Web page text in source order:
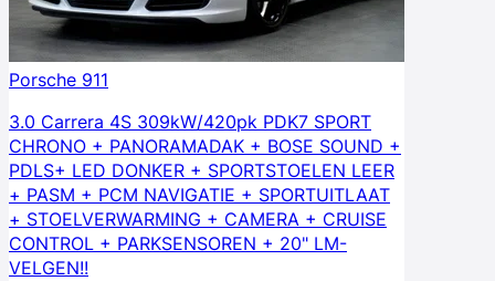
Porsche 911
3.0 Carrera 4S 309kW/420pk PDK7 SPORT
CHRONO + PANORAMADAK + BOSE SOUND +
PDLS+ LED DONKER + SPORTSTOELEN LEER
+ PASM + PCM NAVIGATIE + SPORTUITLAAT
+ STOELVERWARMING + CAMERA + CRUISE
CONTROL + PARKSENSOREN + 20" LM-
VELGEN!!